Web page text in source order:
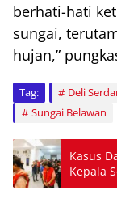
berhati-hati
sungai,
hujan,”
Tag: Deli
Sungai Belawan
Kasus
Kepala